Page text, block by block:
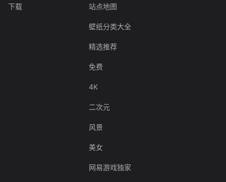
下载 站点地图
壁纸分类大全
精选推荐
免费
4K
二次元
风景
美女
网易游戏独家